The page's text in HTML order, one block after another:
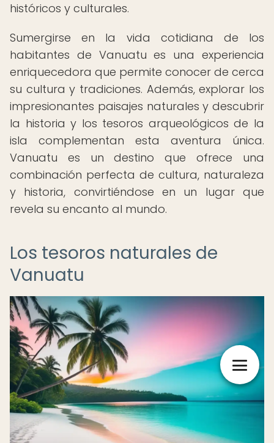
históricos y culturales.
Sumergirse en la vida cotidiana de los
habitantes de Vanuatu es una experiencia
enriquecedora que permite conocer de cerca
su cultura y tradiciones. Además, explorar los
impresionantes paisajes naturales y descubrir
la historia y los tesoros arqueológicos de la
isla complementan esta aventura única.
Vanuatu es un destino que ofrece una
combinación perfecta de cultura, naturaleza
y historia, convirtiéndose en un lugar que
revela su encanto al mundo.
Los tesoros naturales de
Vanuatu